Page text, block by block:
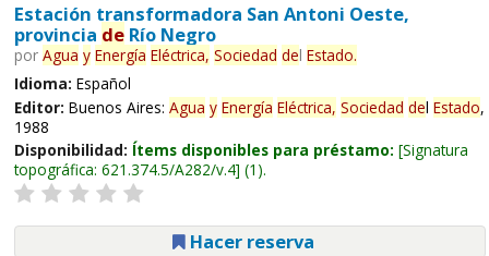
Estación transformadora San Antoni Oeste,
provincia deRío Negro
por Agua y Energía Eléctrica, Sociedad del Estado.
Idioma: Español
Editor: Buenos Aires: Agua y Energía Eléctrica, Sociedad del Estado,
1988
Disponibilidad: Ítems disponibles para préstamo: Signatura
topográfica: 621.374.5/A282/v.4 (1).
Hacer reserva